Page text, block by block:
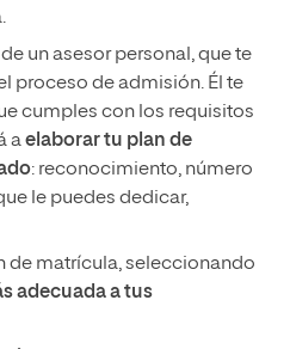
un asesor personal, que te
proceso de admisión. Él te
cumples con los requisitos
aelaborar tu plan de
: reconocimiento, número
le puedes dedicar,
de matrícula, seleccionando
adecuada a tus